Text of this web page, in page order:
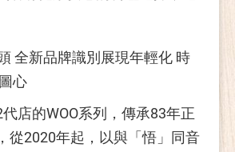
全新品牌識別展現年輕化 時
心
店的WOO系列，傳承83年正
從2020年起，以與「悟」同音